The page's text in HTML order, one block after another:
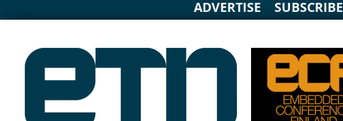
ADVERTISE SUBSCRIBE